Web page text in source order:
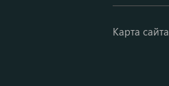
Карта сайта